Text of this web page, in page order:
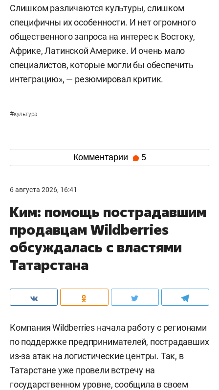
Слишком различаются культуры, слишком
специфичны их особенности. И нет огромного
общественного запроса на интерес к Востоку,
Африке, Латинской Америке. И очень мало
специалистов, которые могли бы обеспечить
интеграцию», — резюмировал критик.
#культура
Комментарии 5
6 августа 2026, 16:41
Ким: помощь пострадавшим
продавцам Wildberries
обсуждалась с властями
Татарстана
Компания Wildberries начала работу с регионами
по поддержке предпринимателей, пострадавших
из-за атак на логистические центры. Так, в
Татарстане уже провели встречу на
государственном уровне,сообщила в своем